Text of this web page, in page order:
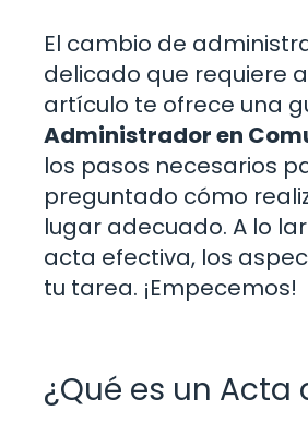
El cambio de
delicado que requiere
artículo te ofrece una
Administrador en
los pasos necesarios
preguntado cómo
lugar adecuado. A lo
acta efectiva, los
tu tarea. ¡Empecemos!
¿Qué es un